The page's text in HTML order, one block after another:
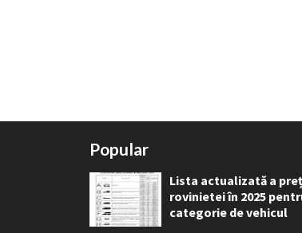
Popular
Lista actualizată a
rovinietei în 2025
categorie de vehicul